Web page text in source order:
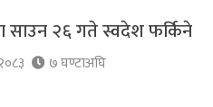
साउन २६ गते स्वदेश फर्किने
७ घण्टाअघि